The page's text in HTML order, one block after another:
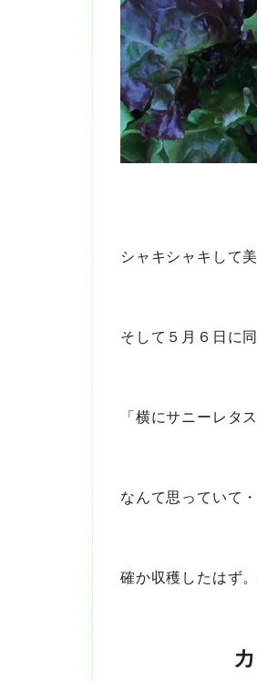
シャキシャキして
そして５月６日に
「横にサニーレタ
なんて思っていて
確か収穫したはず
カット